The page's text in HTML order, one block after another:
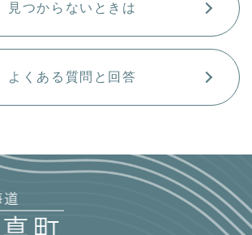
見つからないときは
よくある質問と回答